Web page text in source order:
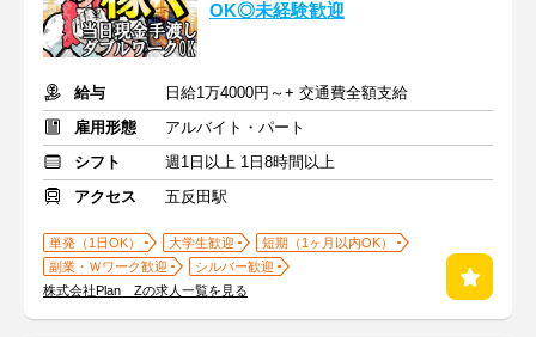
OK◎未経験歓迎
給与
日給1万4000円～+ 交通費全額支給
雇用形態
アルバイト・パート
シフト
週1日以上 1日8時間以上
アクセス
五反田駅
単発（1日OK） 大学生歓迎
短期（1ヶ月以内OK）
副業・Ｗワーク歓迎
シルバー歓迎
株式会社Plan Zの求人一覧を見る